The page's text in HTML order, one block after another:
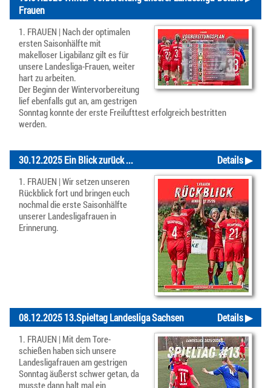
Frauen
1. FRAUEN | Nach der optimalen
ersten Saisonhälfte mit
makelloser Ligabilanz gilt es für
unsere Landesliga-Frauen, weiter
hart zu arbeiten.
Der Beginn der Wintervorbereitung
lief ebenfalls gut an, am gestrigen
Sonntag konnte der erste Freilufttest erfolgreich bestritten
werden.
Details ▶
30.12.2025 Ein Blick zurück ...
1. FRAUEN | Wir setzen unseren
Rückblick fort und bringen euch
nochmal die erste Saisonhälfte
unserer Landesligafrauen in
Erinnerung.
Details ▶
08.12.2025 13.Spieltag Landesliga Sachsen
1. FRAUEN | Mit dem Tore-
schießen haben sich unsere
Landesligafrauen am gestrigen
Sonntag äußerst schwer getan, da
musste dann halt mal ein